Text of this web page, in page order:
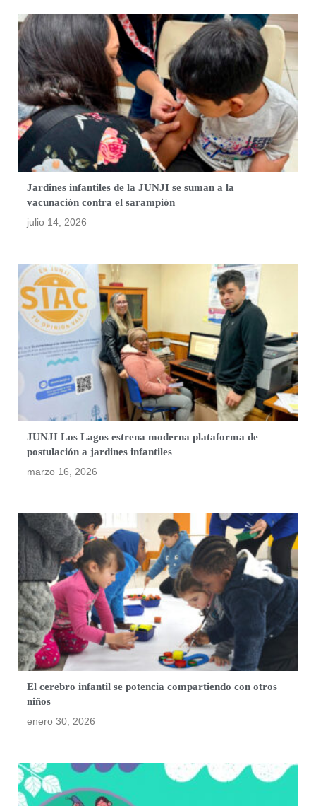
Jardines infantiles de la JUNJI se suman a la
vacunación contra el sarampión
julio 14, 2026
JUNJI Los Lagos estrena moderna plataforma de
postulación a jardines infantiles
marzo 16, 2026
El cerebro infantil se potencia compartiendo con otros
niños
enero 30, 2026